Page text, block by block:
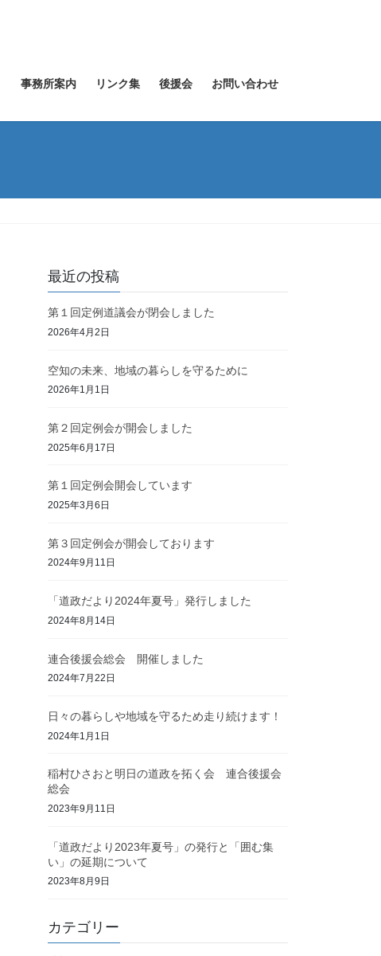
事務所案内 リンク集 後援会 お問い合わせ
最近の投稿
第１回定例道議会が閉会しました
2026年4月2日
空知の未来、地域の暮らしを守るために
2026年1月1日
第２回定例会が開会しました
2025年6月17日
第１回定例会開会しています
2025年3月6日
第３回定例会が開会しております
2024年9月11日
「道政だより2024年夏号」発行しました
2024年8月14日
連合後援会総会 開催しました
2024年7月22日
日々の暮らしや地域を守るため走り続けます！
2024年1月1日
稲村ひさおと明日の道政を拓く会 連合後援会
総会
2023年9月11日
「道政だより2023年夏号」の発行と「囲む集
い」の延期について
2023年8月9日
カテゴリー